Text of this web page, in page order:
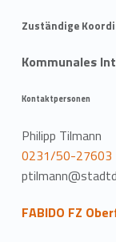
Zuständige
Kommunales
Kontaktpersonen
Philipp Tilmann
0231/50-27603
FABIDO FZ